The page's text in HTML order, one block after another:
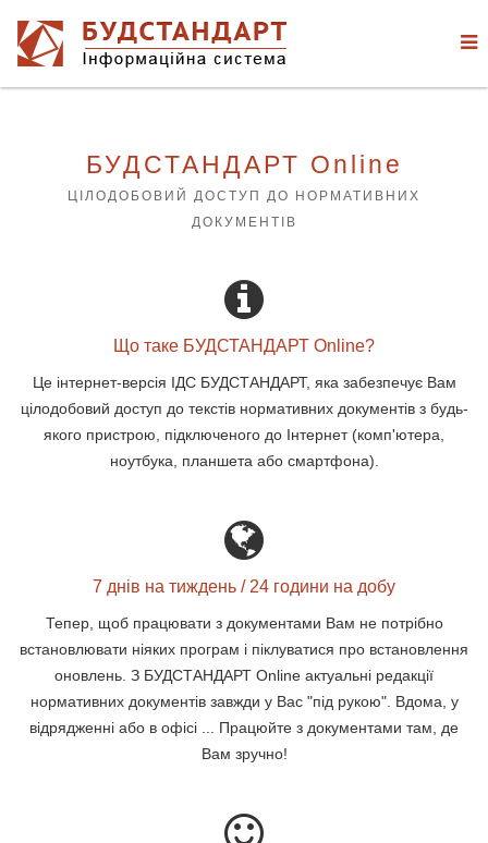
БУДСТАНДАРТ Online
ЦІЛОДОБОВИЙ ДОСТУП ДО НОРМАТИВНИХ
ДОКУМЕНТІВ
Що таке БУДСТАНДАРТ Online?
Це інтернет-версія ІДС БУДСТАНДАРТ, яка забезпечує Вам
цілодобовий доступ до текстів нормативних документів з будь-
якого пристрою, підключеного до Інтернет (комп'ютера,
ноутбука, планшета або смартфона).
7 днів на тиждень / 24 години на добу
Тепер, щоб працювати з документами Вам не потрібно
встановлювати ніяких програм і піклуватися про встановлення
оновлень. З БУДСТАНДАРТ Online актуальні редакції
нормативних документів завжди у Вас "під рукою". Вдома, у
відрядженні або в офісі ... Працюйте з документами там, де
Вам зручно!